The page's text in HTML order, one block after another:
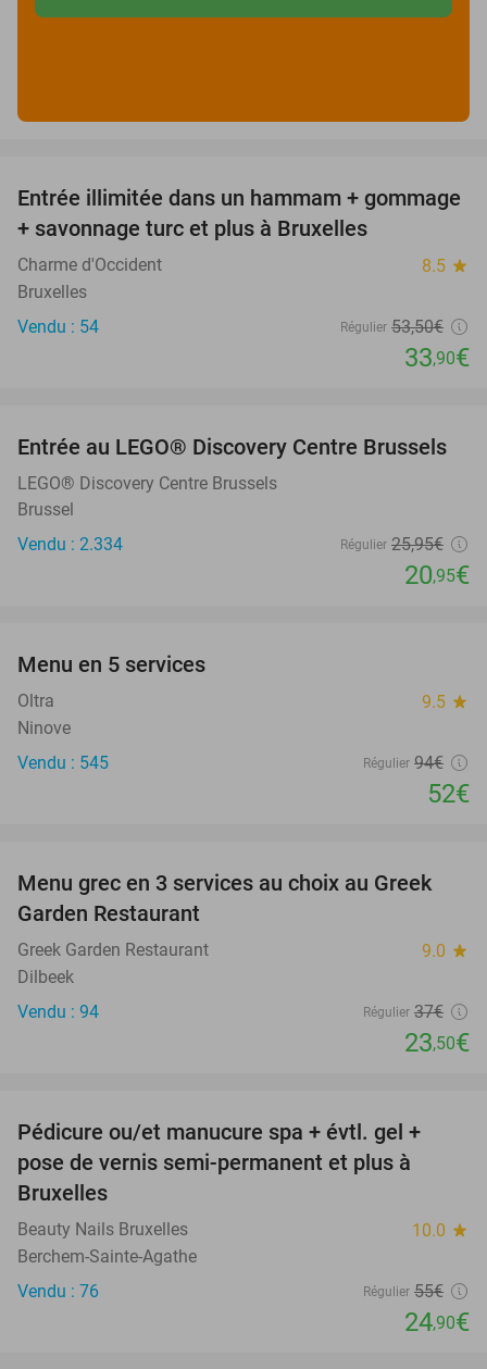
37%
Entrée illimitée dans un hammam + gommage
+ savonnage turc et plus à Bruxelles
Charme d'Occident 8.5 star
Bruxelles
Vendu : 54
Régulier 53,50€
33,90€
19%
Entrée au LEGO® Discovery Centre Brussels
LEGO® Discovery Centre Brussels
Brussel
Vendu : 2.334
Régulier 25,95€
20,95€
Menu en 5 services
Oltra 9.5 star
Ninove
Vendu : 545
Régulier 94€
52€
36%
Menu grec en 3 services au choix au Greek
Garden Restaurant
Greek Garden Restaurant 9.0 star
Dilbeek
Vendu : 94
Régulier 37€
23,50€
55%
Pédicure ou/et manucure spa + évtl. gel +
pose de vernis semi-permanent et plus à
Bruxelles
Beauty Nails Bruxelles 10.0 star
Berchem-Sainte-Agathe
Vendu : 76
Régulier 55€
24,90€